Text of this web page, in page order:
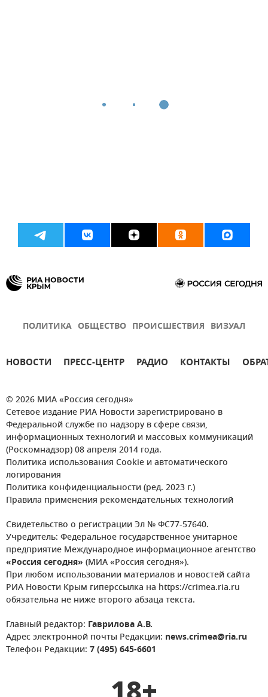
ПОЛИТИКА ОБЩЕСТВО ПРОИСШЕСТВИЯ ВИЗУАЛ
НОВОСТИ ПРЕСС-ЦЕНТР РАДИО КОНТАКТЫ
© 2026 МИА «Россия сегодня»
Сетевое издание РИА Новости зарегистрировано в
Федеральной службе по надзору в сфере связи,
информационных технологий и массовых коммуникаций
(Роскомнадзор) 08 апреля 2014 года.
Политика использования Cookie и автоматического
логирования
Политика конфиденциальности (ред. 2023 г.)
Правила применения рекомендательных технологий
Свидетельство о регистрации Эл № ФС77-57640.
Учредитель: Федеральное государственное унитарное
предприятие Международное информационное агентство
«Россия сегодня» (МИА «Россия сегодня»).
При любом использовании материалов и новостей сайта
РИА Новости Крым гиперссылка на https://crimea.ria.ru
обязательна не ниже второго абзаца текста.
Главный редактор: Гаврилова А.В.
Адрес электронной почты Редакции: news.crimea@ria.ru
Телефон Редакции: 7 (495) 645-6601